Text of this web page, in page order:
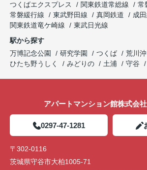
つくばエクスプレス
関東鉄道常総線 常
常磐緩行線
東武野田線 真岡鉄道
成
関東鉄道竜ケ崎線
東武日光線
駅から探す
万博記念公園
研究学園 つくば
荒川沖
ひたち野うしく
みどりの 土浦 守谷
アパートマンション館株式会
0297-47-1281
〒302-0116
茨城県守谷市大柏1005-71